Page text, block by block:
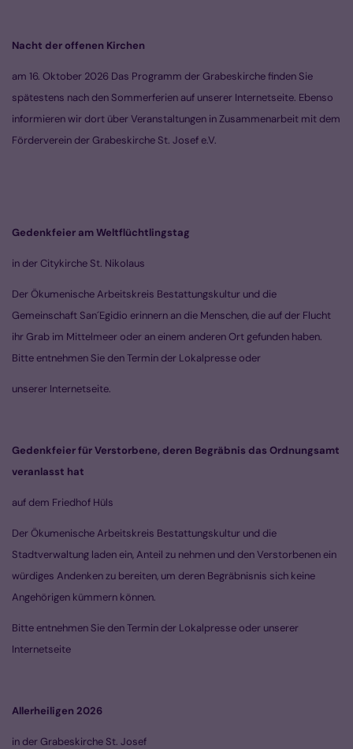
Nacht der offenen Kirchen
am 16. Oktober 2026 Das Programm der Grabeskirche finden Sie
spätestens nach den Sommerferien auf unserer Internetseite. Ebenso
informieren wir dort über Veranstaltungen in Zusammenarbeit mit dem
Förderverein der Grabeskirche St. Josef e.V.
Gedenkfeier am Weltflüchtlingstag
in der Citykirche St. Nikolaus
Der Ökumenische Arbeitskreis Bestattungskultur und die
Gemeinschaft San´Egidio erinnern an die Menschen, die auf der Flucht
ihr Grab im Mittelmeer oder an einem anderen Ort gefunden haben.
Bitte entnehmen Sie den Termin der Lokalpresse oder
unserer Internetseite.
Gedenkfeier für Verstorbene, deren Begräbnis das Ordnungsamt
veranlasst hat
auf dem Friedhof Hüls
Der Ökumenische Arbeitskreis Bestattungskultur und die
Stadtverwaltung laden ein, Anteil zu nehmen und den Verstorbenen ein
würdiges Andenken zu bereiten, um deren Begräbnisnis sich keine
Angehörigen kümmern können.
Bitte entnehmen Sie den Termin der Lokalpresse oder unserer
Internetseite
Allerheiligen 2026
in der Grabeskirche St. Josef